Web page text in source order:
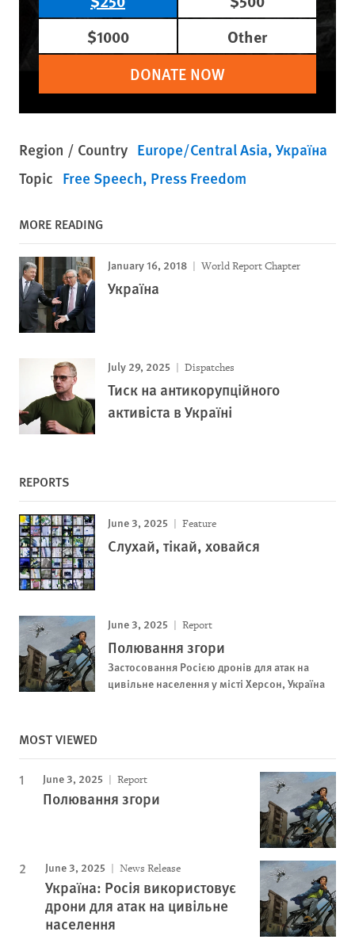
$1000
Other
DONATE NOW
Region / Country Europe/Central Asia Україна
Topic Free Speech Press Freedom
MORE READING
January 16, 2018 World Report Chapter
Україна
July 29, 2025 Dispatches
Тиск на антикорупційного
активіста в Україні
REPORTS
June 3, 2025 Feature
Слухай, тікай, ховайся
June 3, 2025 Report
Полювання згори
Застосовання Росією дронів для атак на
цивільне населення у місті Херсон, Україна
MOST VIEWED
June 3, 2025 Report
Полювання згори
June 3, 2025 News Release
Україна: Росія використовує
дрони для атак на цивільне
населення